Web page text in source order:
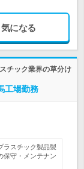
気になる
チック業界の草分け
工場勤務
ラスチック製品製
保守・メンテナン